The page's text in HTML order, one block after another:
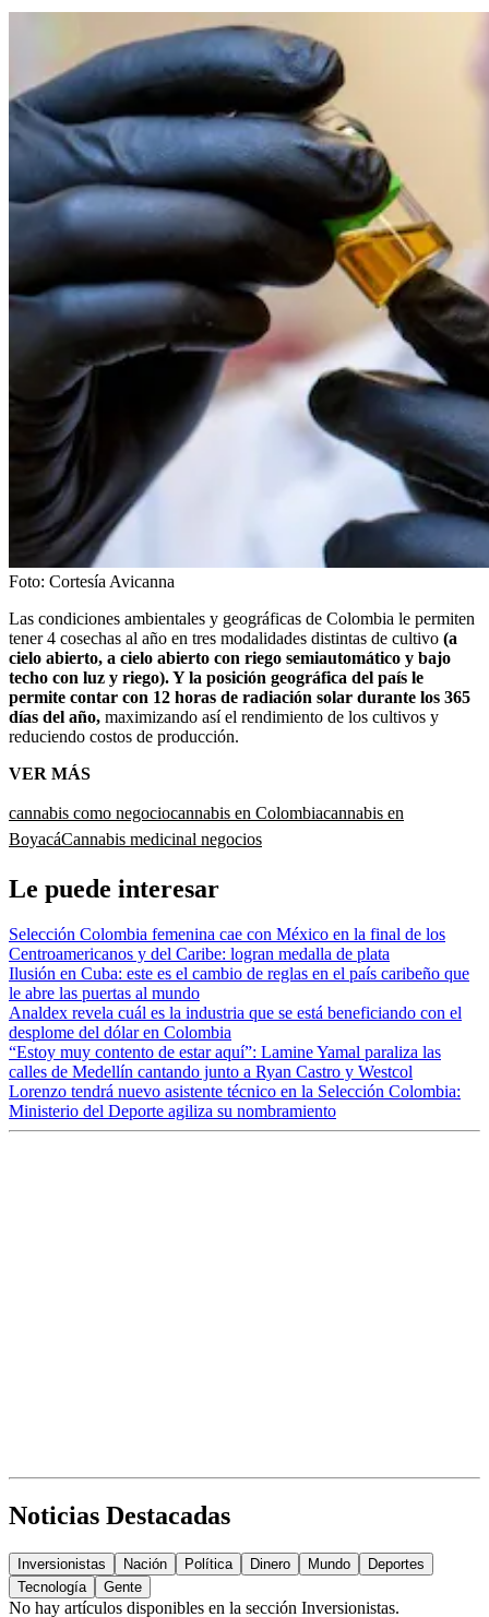
Foto: Cortesía Avicanna
Las condiciones ambientales y geográficas de Colombia le permiten
tener 4 cosechas al año en tres modalidades distintas de cultivo (a
cielo abierto, a cielo abierto con riego semiautomático y bajo
techo con luz y riego). Y la posición geográfica del país le
permite contar con 12 horas de radiación solar durante los 365
días del año, maximizando así el rendimiento de los cultivos y
reduciendo costos de producción.
VER MÁS
cannabis como negociocannabis en Colombiacannabis en
BoyacáCannabis medicinal negocios
Le puede interesar
Selección Colombia femenina cae con México en la final de los
Centroamericanos y del Caribe: logran medalla de plata
Ilusión en Cuba: este es el cambio de reglas en el país caribeño que
le abre las puertas al mundo
Analdex revela cuál es la industria que se está beneficiando con el
desplome del dólar en Colombia
“Estoy muy contento de estar aquí”: Lamine Yamal paraliza las
calles de Medellín cantando junto a Ryan Castro y Westcol
Lorenzo tendrá nuevo asistente técnico en la Selección Colombia:
Ministerio del Deporte agiliza su nombramiento
Noticias Destacadas
Inversionistas Nación Política Dinero Mundo
Deportes
Tecnología
Gente
No hay artículos disponibles en la sección Inversionistas.